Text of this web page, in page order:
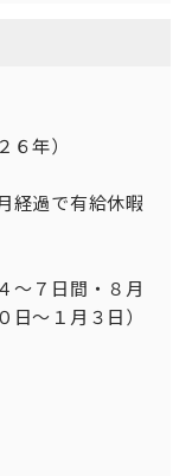
６年）
経過で有給休暇
〜７日間・８月
日〜１月３日）